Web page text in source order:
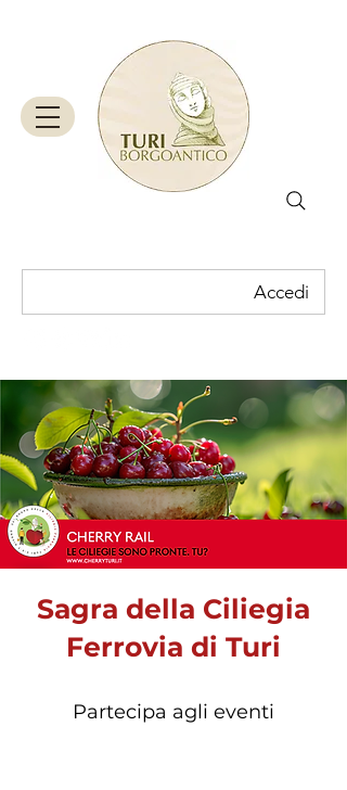
Accedi
Sagra della Ciliegia
Ferrovia di Turi
Partecipa agli eventi